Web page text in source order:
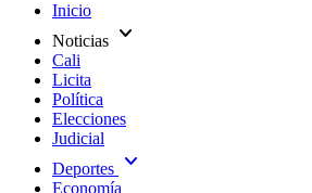
Inicio
Noticias expand_more
Cali
Licita
Política
Elecciones
Judicial
Deportes expand_more
Economía